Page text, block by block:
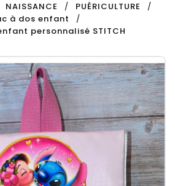
NAISSANCE
PUÉRICULTURE
à dos enfant
personnalisé STITCH